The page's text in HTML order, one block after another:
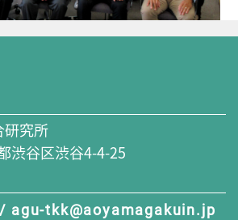
研究所
渋谷区渋谷4-4-25
agu-tkk@aoyamagakuin.jp